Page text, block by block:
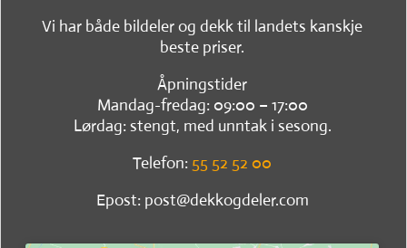
Vi har både bildeler og dekk til landets kanskje
beste priser.
Åpningstider
Mandag-fredag: 09:00 – 17:00
Lørdag: stengt, med unntak i sesong.
Telefon: 55 52 52 00
Epost: post@dekkogdeler.com